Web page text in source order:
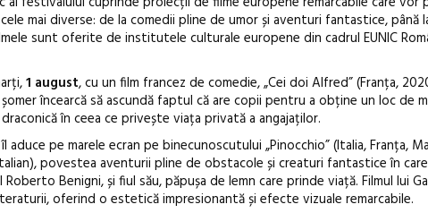
mai diverse: de la comedii pline de umor și aventuri fantastice, până
sunt oferite de institutele culturale europene din cadrul EUNIC
1 august, cu un film francez de comedie, „Cei doi Alfred” (Franța,
încearcă să ascundă faptul că are copii pentru a obține un loc de
în ceea ce privește viața privată a angajaților.
aduce pe marele ecran pe binecunoscutului „Pinocchio” (Italia, Franța,
povestea aventurii pline de obstacole și creaturi fantastice în
Benigni, și fiul său, păpușa de lemn care prinde viață. Filmul lui
oferind o estetică impresionantă și efecte vizuale remarcabile.